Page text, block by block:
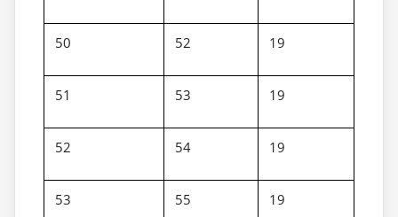
50 52 19
51 53 19
52 54 19
53 55 19